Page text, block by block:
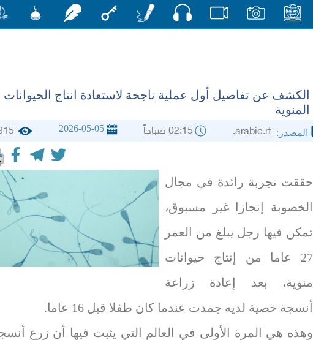
الكشف عن تفاصيل أول عملية ناجحة لاستعادة انتاج الحيوانات
المنوية
المصدر: 02:15 صباحاً 2026-05-05
حققت تجربة رائدة في مجال
الخصوبة إنجازا غير مسبوق،
تمكن فيها رجل يبلغ من العمر
27 عاما من إنتاج حيوانات
منوية، بعد إعادة زراعة
أنسجة خصية لديه جمدت عندما كان طفلا قبل 16 عاما.
وهذه هي المرة الأولى في العالم التي يثبت فيها أن زرع